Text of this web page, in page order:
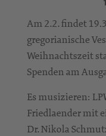
Am 2.2. findet
gregorianische
Weihnachtszeit
Spenden am
Es musizieren:
Friedlaender mit
Dr. Nikola